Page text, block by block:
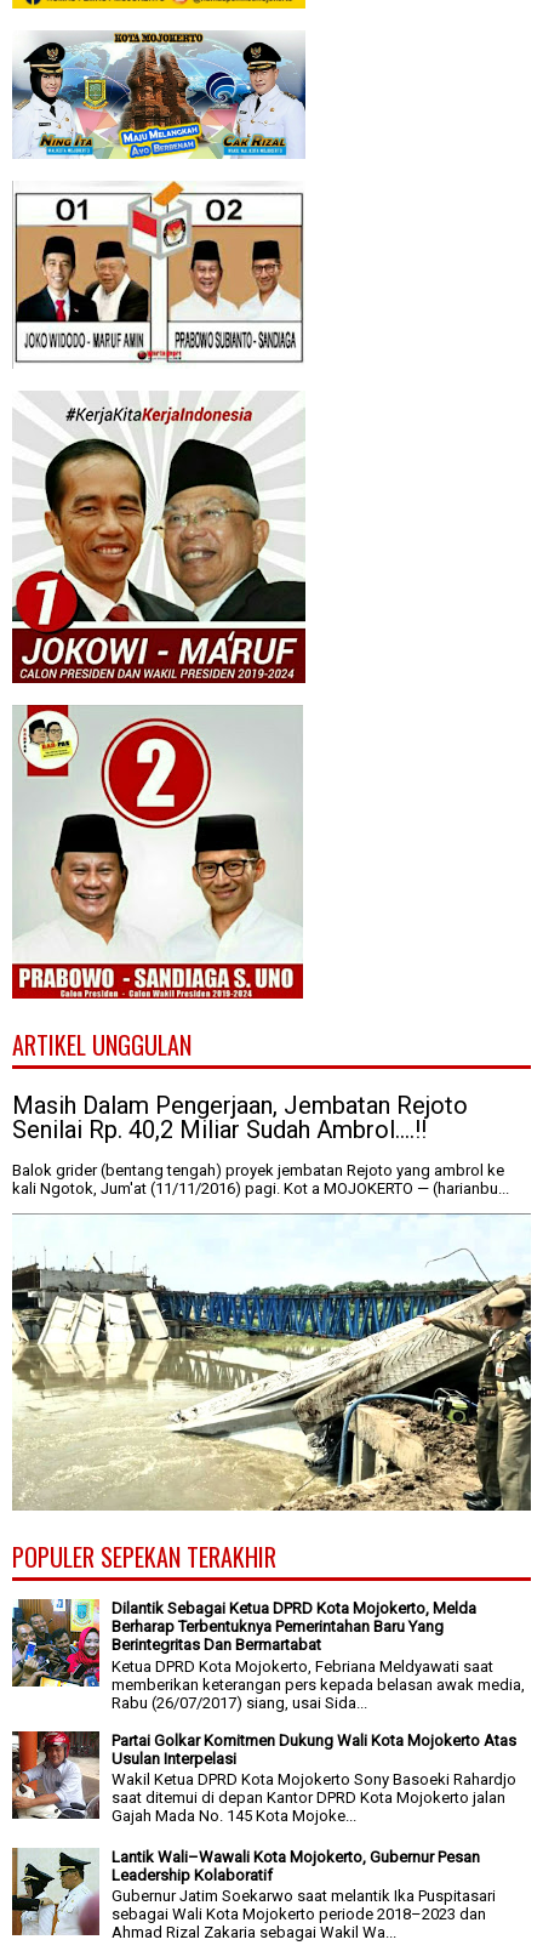
ARTIKEL UNGGULAN
Masih Dalam Pengerjaan, Jembatan Rejoto
Senilai Rp. 40,2 Miliar Sudah Ambrol....!!
Balok grider (bentang tengah) proyek jembatan Rejoto yang ambrol ke
kali Ngotok, Jum'at (11/11/2016) pagi. Kot a MOJOKERTO — (harianbu...
POPULER SEPEKAN TERAKHIR
Dilantik Sebagai Ketua DPRD Kota Mojokerto, Melda
Berharap Terbentuknya Pemerintahan Baru Yang
Berintegritas Dan Bermartabat
Ketua DPRD Kota Mojokerto, Febriana Meldyawati saat
memberikan keterangan pers kepada belasan awak media,
Rabu (26/07/2017) siang, usai Sida...
Partai Golkar Komitmen Dukung Wali Kota Mojokerto Atas
Usulan Interpelasi
Wakil Ketua DPRD Kota Mojokerto Sony Basoeki Rahardjo
saat ditemui di depan Kantor DPRD Kota Mojokerto jalan
Gajah Mada No. 145 Kota Mojoke...
Lantik Wali–Wawali Kota Mojokerto, Gubernur Pesan
Leadership Kolaboratif
Gubernur Jatim Soekarwo saat melantik Ika Puspitasari
sebagai Wali Kota Mojokerto periode 2018–2023 dan
Ahmad Rizal Zakaria sebagai Wakil Wa...